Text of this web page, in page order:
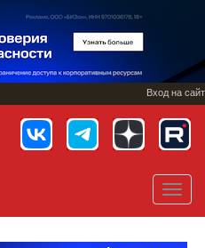
Вход на сайт